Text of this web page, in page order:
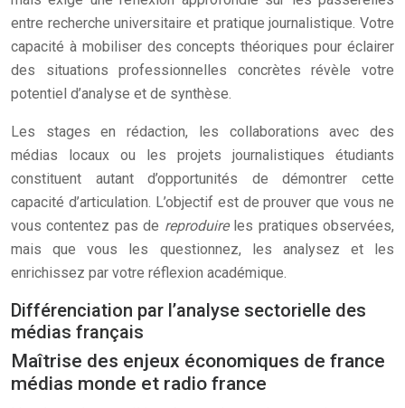
entre recherche universitaire et pratique journalistique. Votre
capacité à mobiliser des concepts théoriques pour éclairer
des situations professionnelles concrètes révèle votre
potentiel d’analyse et de synthèse.
Les stages en rédaction, les collaborations avec des
médias locaux ou les projets journalistiques étudiants
constituent autant d’opportunités de démontrer cette
capacité d’articulation. L’objectif est de prouver que vous ne
vous contentez pas de reproduire les pratiques observées,
mais que vous les questionnez, les analysez et les
enrichissez par votre réflexion académique.
Différenciation par l’analyse sectorielle des
médias français
Maîtrise des enjeux économiques de france
médias monde et radio france